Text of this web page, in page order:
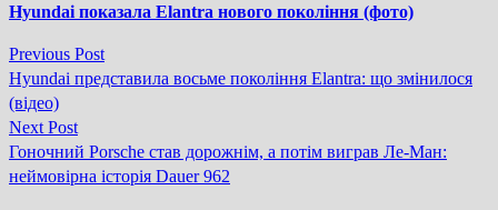
Hyundai показала Elantra нового покоління (фото)
Навігація
записів
Previous PostPrevious
post:
Hyundai представила восьме покоління Elantra: що змінилося
(відео)
Next PostNext
post:
Гоночний Porsche став дорожнім, а потім виграв Ле-Ман:
неймовірна історія Dauer 962